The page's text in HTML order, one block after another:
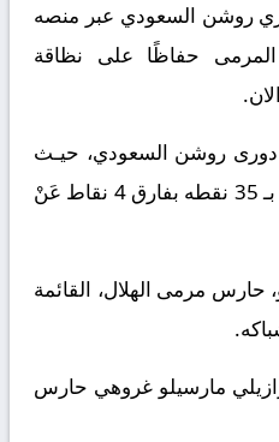
روشن السعودي عبر منصه
حفاظًا على نظاقة
عمر دورى روشن السعودي، حيـث
يعتلي الهلال جـدول الترتيب بـ 35 نقطه بفارق 4 نقاط عَنْ
حارس مرمى الهلال، القائمة
مارسيلو غروهي حارس